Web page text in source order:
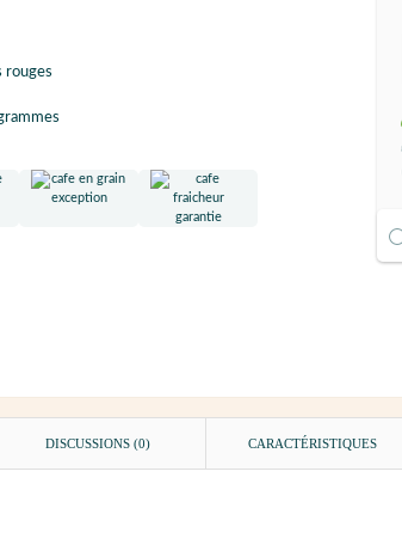
rouges
DISCUSSIONS (0) CARACTÉRISTIQUES